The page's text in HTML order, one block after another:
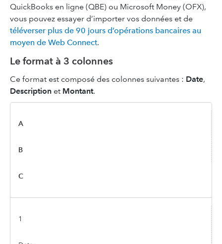
QuickBooks en ligne (QBE) ou Microsoft Money (OFX),
vous pouvez essayer d’importer vos données et de
téléverser plus de 90 jours d’opérations bancaires au
moyen de Web Connect.
Le format à 3 colonnes
Ce format est composé des colonnes suivantes : Date,
Description et Montant.
A
B
C
1